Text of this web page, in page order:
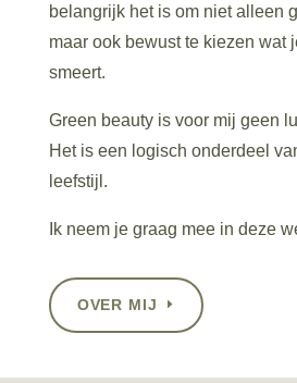
belangrijk het is om niet alleen
maar ook bewust te kiezen wat
smeert.
Green beauty is voor mij geen
Het is een logisch onderdeel
leefstijl.
Ik neem je graag mee in deze
OVER MIJ